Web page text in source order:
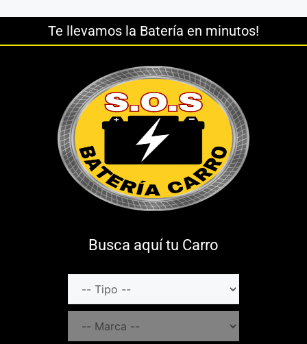
Te llevamos la Batería en minutos!
Busca aquí tu Carro